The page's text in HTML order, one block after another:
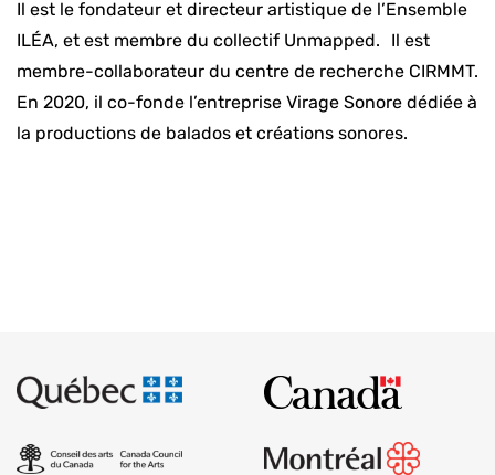
Il est le fondateur et directeur artistique de l’Ensemble
ILÉA, et est membre du collectif Unmapped. Il est
membre-collaborateur du centre de recherche CIRMMT.
En 2020, il co-fonde l’entreprise Virage Sonore dédiée à
la productions de balados et créations sonores.